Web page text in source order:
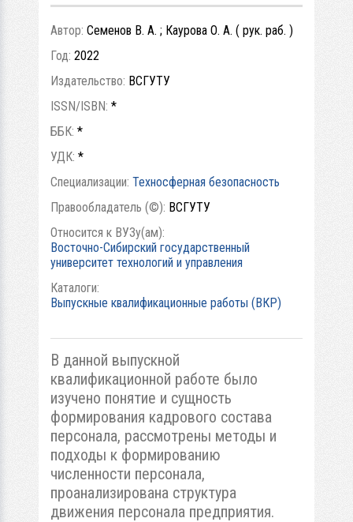
Автор: Семенов В. А. ; Каурова О. А. ( рук. раб. )
Год: 2022
Издательство: ВСГУТУ
ISSN/ISBN: *
ББК: *
УДК: *
Специализации: Техносферная безопасность
Правообладатель (©): ВСГУТУ
Относится к ВУЗу(ам):
Восточно-Сибирский государственный
университет технологий и управления
Каталоги:
Выпускные квалификационные работы (ВКР)
В данной выпускной
квалификационной работе было
изучено понятие и сущность
формирования кадрового состава
персонала, рассмотрены методы и
подходы к формированию
численности персонала,
проанализирована структура
движения персонала предприятия.